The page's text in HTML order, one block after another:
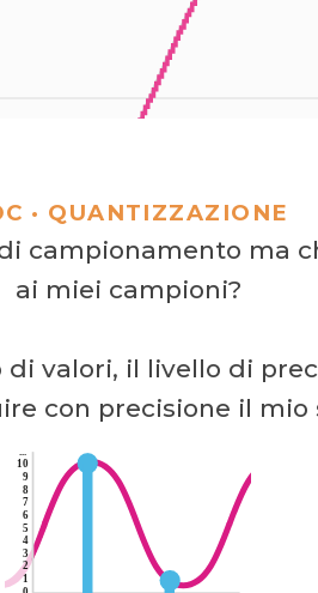
· QUANTIZZAZIONE
campionamento ma
ai miei campioni?
valori, il livello di
con precisione il mio